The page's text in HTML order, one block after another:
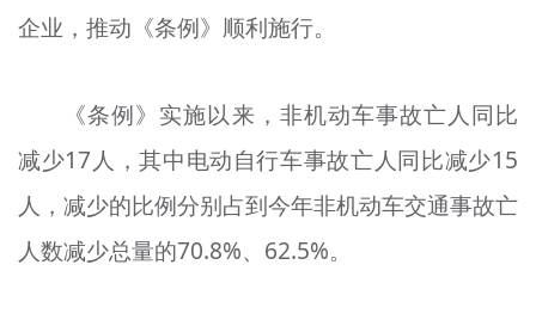
企业，推动《条例》顺利施行。
《条例》实施以来，非机动车事故亡人同比
减少17人，其中电动自行车事故亡人同比减少15
人，减少的比例分别占到今年非机动车交通事故亡
人数减少总量的70.8%、62.5%。